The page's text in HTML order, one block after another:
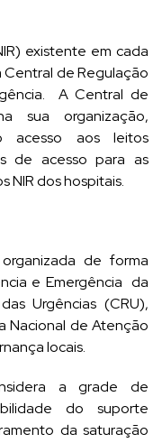
existente em cada
de Regulação
A Central de
sua organização,
acesso aos leitos
de acesso para as
NIR dos hospitais.
de forma
e Emergência da
Urgências (CRU),
Nacional de Atenção
locais.
a grade de
do suporte
da saturação